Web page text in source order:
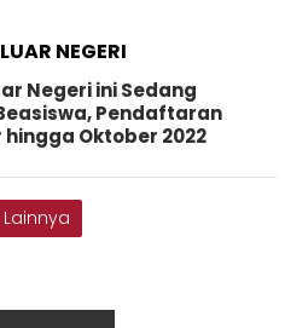
NEGERI
Negeri ini Sedang
Pendaftaran
Oktober 2022
Lainnya